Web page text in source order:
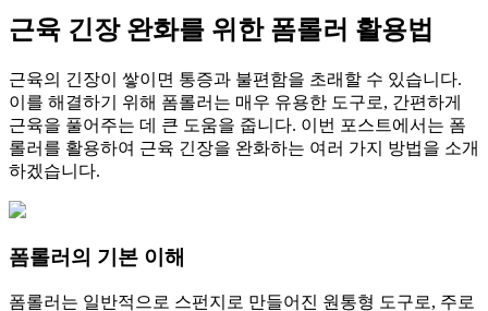
근육 긴장 완화를 위한 폼롤러 활용법
근육의 긴장이 쌓이면 통증과 불편함을 초래할 수 있습니다.
이를 해결하기 위해 폼롤러는 매우 유용한 도구로, 간편하게
근육을 풀어주는 데 큰 도움을 줍니다. 이번 포스트에서는 폼
롤러를 활용하여 근육 긴장을 완화하는 여러 가지 방법을 소개
하겠습니다.
폼롤러의 기본 이해
폼롤러는 일반적으로 스펀지로 만들어진 원통형 도구로, 주로